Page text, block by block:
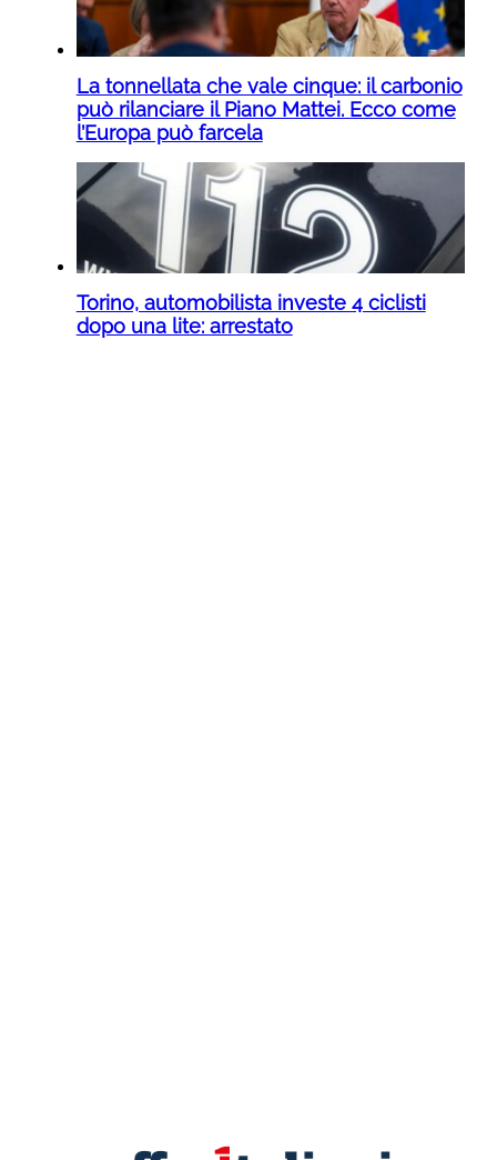
La tonnellata che vale cinque: il carbonio
può rilanciare il Piano Mattei. Ecco come
l’Europa può farcela
Torino, automobilista investe 4 ciclisti
dopo una lite: arrestato